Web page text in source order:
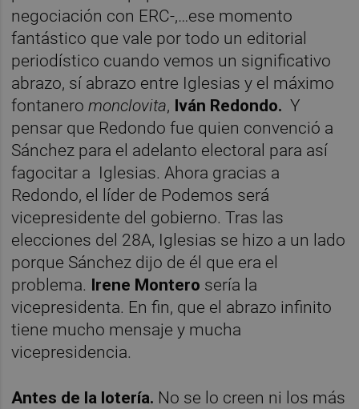
negociación con ERC-,…ese momento
fantástico que vale por todo un editorial
periodístico cuando vemos un significativo
abrazo, sí abrazo entre Iglesias y el máximo
fontaneromonclovita, Iván Redondo. Y
pensar que Redondo fue quien convenció a
Sánchez para el adelanto electoral para así
fagocitar a Iglesias. Ahora gracias a
Redondo, el líder de Podemos será
vicepresidente del gobierno. Tras las
elecciones del 28A, Iglesias se hizo a un lado
porque Sánchez dijo de él que era el
problema. Irene Montero sería la
vicepresidenta. En fin, que el abrazo infinito
tiene mucho mensaje y mucha
vicepresidencia.
Antes de la lotería. No se lo creen ni los más